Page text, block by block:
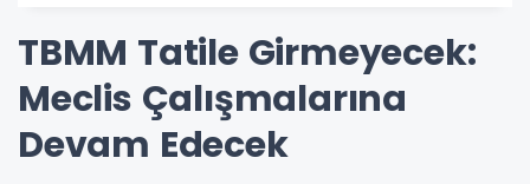
TBMM Tatile Girmeyecek:
Meclis Çalışmalarına
Devam Edecek